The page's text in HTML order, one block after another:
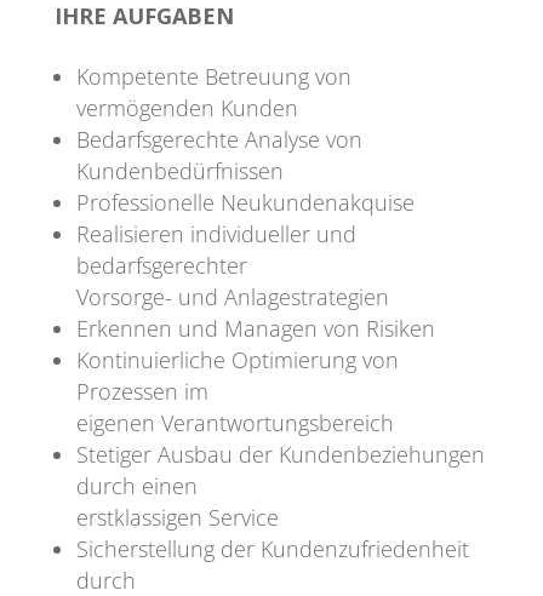
IHRE AUFGABEN
Kompetente Betreuung von
vermögenden Kunden
Bedarfsgerechte Analyse von
Kundenbedürfnissen
Professionelle Neukundenakquise
Realisieren individueller und
bedarfsgerechter
Vorsorge- und Anlagestrategien
Erkennen und Managen von Risiken
Kontinuierliche Optimierung von
Prozessen im
eigenen Verantwortungsbereich
Stetiger Ausbau der Kundenbeziehungen
durch einen
erstklassigen Service
Sicherstellung der Kundenzufriedenheit
durch